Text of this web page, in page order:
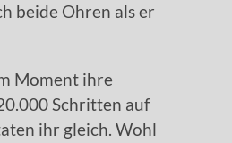
beide Ohren als er
Moment ihre
Schritten auf
ihr gleich. Wohl